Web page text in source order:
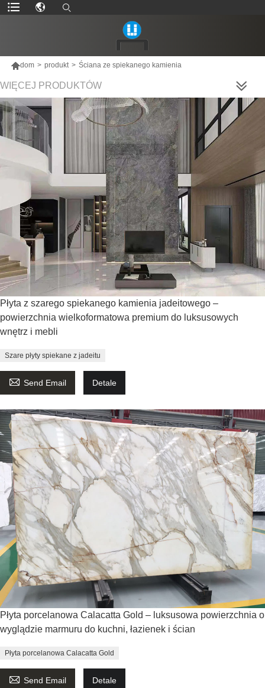
dom > produkt > Ściana ze spiekanego kamienia
WIĘCEJ PRODUKTÓW
Płyta z szarego spiekanego kamienia jadeitowego –
powierzchnia wielkoformatowa premium do luksusowych
wnętrz i mebli
Szare płyty spiekane z jadeitu
 Send Email Detale
Płyta porcelanowa Calacatta Gold – luksusowa powierzchnia o
wyglądzie marmuru do kuchni, łazienek i ścian
Płyta porcelanowa Calacatta Gold
 Send Email Detale